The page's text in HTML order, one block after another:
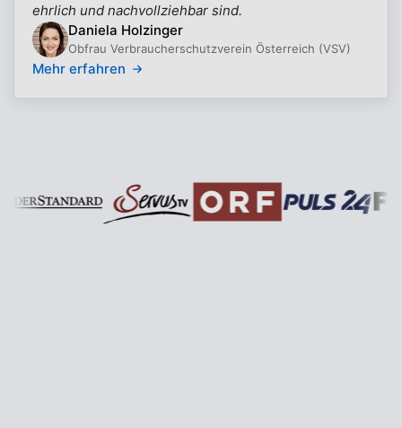
ehrlich und nachvollziehbar sind.
Daniela Holzinger
Obfrau Verbraucherschutzverein Österreich (VSV)
Mehr erfahren